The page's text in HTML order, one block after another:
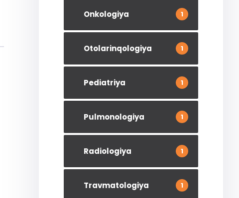
Onkologiya 1
Otolarinqologiya 1
Pediatriya 1
Pulmonologiya 1
Radiologiya 1
Travmatologiya 1